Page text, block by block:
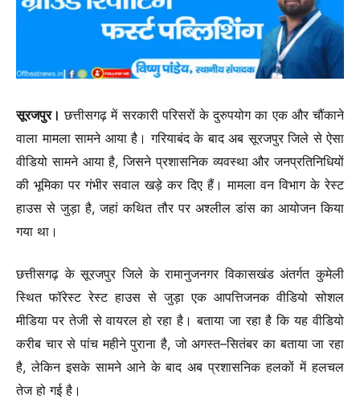
सूरजपुर। छत्तीसगढ़ में सरकारी परिसरों के दुरुपयोग का एक और चौंकाने
वाला मामला सामने आया है। गरियाबंद के बाद अब सूरजपुर जिले से ऐसा
वीडियो सामने आया है, जिसने प्रशासनिक व्यवस्था और जनप्रतिनिधियों
की भूमिका पर गंभीर सवाल खड़े कर दिए हैं। मामला वन विभाग के रेस्ट
हाउस से जुड़ा है, जहां कथित तौर पर अश्लील डांस का आयोजन किया
गया था।
छत्तीसगढ़ के सूरजपुर जिले के रामानुजनगर विकासखंड अंतर्गत कुमेली
स्थित फॉरेस्ट रेस्ट हाउस से जुड़ा एक आपत्तिजनक वीडियो सोशल
मीडिया पर तेजी से वायरल हो रहा है। बताया जा रहा है कि यह वीडियो
करीब चार से पांच महीने पुराना है, जो अगस्त–सितंबर का बताया जा रहा
है, लेकिन इसके सामने आने के बाद अब प्रशासनिक हलकों में हलचल
तेज हो गई है।